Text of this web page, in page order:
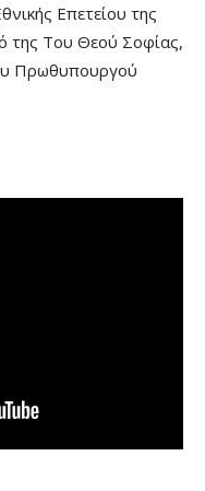
Επετείου της
της Του Θεού Σοφίας,
Πρωθυπουργού